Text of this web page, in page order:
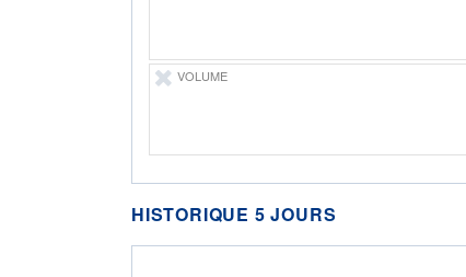
VOLUME
HISTORIQUE 5 JOURS